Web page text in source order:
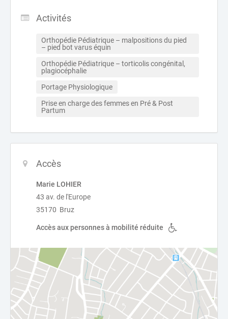
Activités
Orthopédie Pédiatrique – malpositions du pied
– pied bot varus équin
Orthopédie Pédiatrique – torticolis congénital,
plagiocéphalie
Portage Physiologique
Prise en charge des femmes en Pré & Post
Partum
Accès
Marie LOHIER
43 av. de l'Europe
35170 Bruz
Accès aux personnes à mobilité réduite